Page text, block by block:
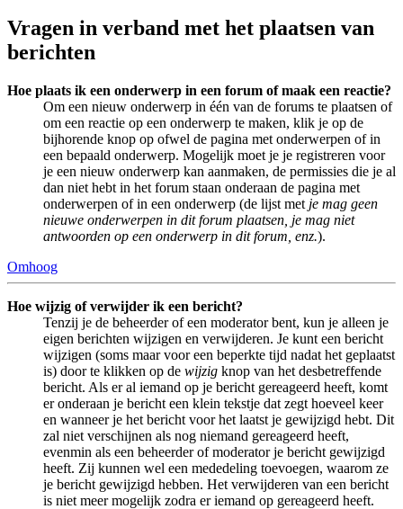
Vragen in verband met het plaatsen van
berichten
Hoe plaats ik een onderwerp in een forum of maak een reactie?
Om een nieuw onderwerp in één van de forums te plaatsen of
om een reactie op een onderwerp te maken, klik je op de
bijhorende knop op ofwel de pagina met onderwerpen of in
een bepaald onderwerp. Mogelijk moet je je registreren voor
je een nieuw onderwerp kan aanmaken, de permissies die je al
dan niet hebt in het forum staan onderaan de pagina met
onderwerpen of in een onderwerp (de lijst met je mag geen
nieuwe onderwerpen in dit forum plaatsen, je mag niet
antwoorden op een onderwerp in dit forum, enz.).
Omhoog
Hoe wijzig of verwijder ik een bericht?
Tenzij je de beheerder of een moderator bent, kun je alleen je
eigen berichten wijzigen en verwijderen. Je kunt een bericht
wijzigen (soms maar voor een beperkte tijd nadat het geplaatst
is) door te klikken op de wijzig knop van het desbetreffende
bericht. Als er al iemand op je bericht gereageerd heeft, komt
er onderaan je bericht een klein tekstje dat zegt hoeveel keer
en wanneer je het bericht voor het laatst je gewijzigd hebt. Dit
zal niet verschijnen als nog niemand gereageerd heeft,
evenmin als een beheerder of moderator je bericht gewijzigd
heeft. Zij kunnen wel een mededeling toevoegen, waarom ze
je bericht gewijzigd hebben. Het verwijderen van een bericht
is niet meer mogelijk zodra er iemand op gereageerd heeft.